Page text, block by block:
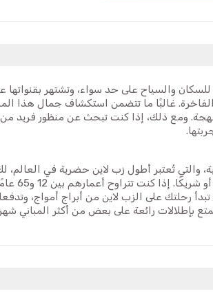
والسياح على حد سواء، وتشتهر بقنواتها
غالبًا ما تتضمن استكشاف جمال هذا
ومع ذلك، إذا كنت تبحث عن منظور فريد
والتي تُعتبر أطول زب لاين حضرية في
رحلتك على الزب لاين من أبراج أمواج،
بإطلالات رائعة على بعض من أكثر المباني